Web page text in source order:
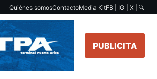
Quiénes somosContactoMedia KitFB | IG | X | 🔍
PUBLICITA